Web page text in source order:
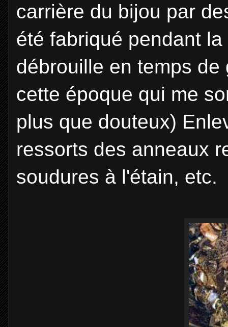
carrière du bijou par
été fabriqué pendant
débrouille en temps
cette époque qui me
plus que douteux)
ressorts des anneaux
soudures à l'étain, etc.